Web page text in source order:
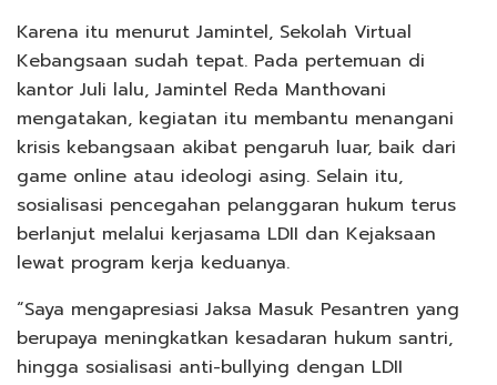
Karena itu menurut Jamintel, Sekolah Virtual
Kebangsaan sudah tepat. Pada pertemuan di
kantor Juli lalu, Jamintel Reda Manthovani
mengatakan, kegiatan itu membantu menangani
krisis kebangsaan akibat pengaruh luar, baik dari
game online atau ideologi asing. Selain itu,
sosialisasi pencegahan pelanggaran hukum terus
berlanjut melalui kerjasama LDII dan Kejaksaan
lewat program kerja keduanya.
“Saya mengapresiasi Jaksa Masuk Pesantren yang
berupaya meningkatkan kesadaran hukum santri,
hingga sosialisasi anti-bullying dengan LDII